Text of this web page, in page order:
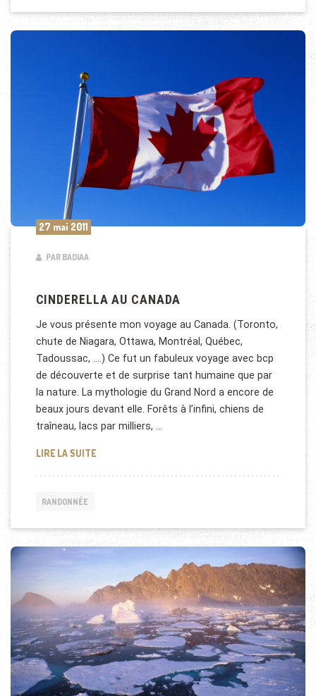
27 mai 2011
PAR BADIAA
CINDERELLA AU CANADA
Je vous présente mon voyage au Canada. (Toronto,
chute de Niagara, Ottawa, Montréal, Québec,
Tadoussac, ….) Ce fut un fabuleux voyage avec bcp
de découverte et de surprise tant humaine que par
la nature. La mythologie du Grand Nord a encore de
beaux jours devant elle. Forêts à l’infini, chiens de
traîneau, lacs par milliers, …
LIRE LA SUITECINDERELLA AU CANADA
RANDONNÉE